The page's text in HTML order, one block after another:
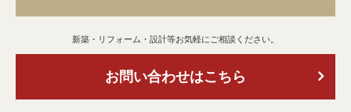
新築・リフォーム・設計等お気軽にご相談ください。
お問い合わせはこちら